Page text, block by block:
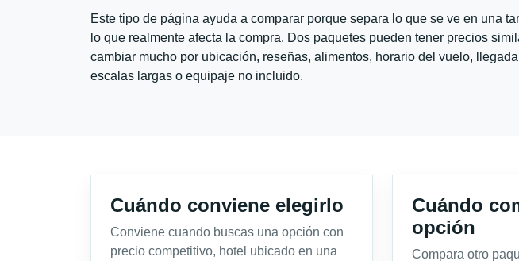
Este tipo de página ayuda a comparar porque separa lo que se ve en una
lo que realmente afecta la compra. Dos paquetes pueden tener precios
cambiar mucho por ubicación, reseñas, alimentos, horario del vuelo,
escalas largas o equipaje no incluido.
Cuándo conviene elegirlo
Conviene cuando buscas una opción con
precio competitivo, hotel ubicado en una
Cuándo
opción
Compara otro